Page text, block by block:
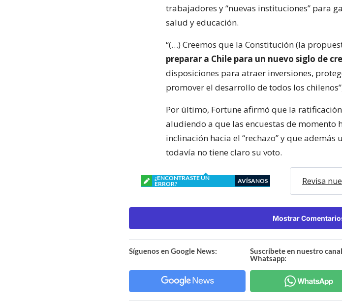
trabajadores y “nuevas instituciones” para
salud y educación.
“(…) Creemos que la Constitución (la
preparar a Chile para un nuevo siglo de
disposiciones para atraer inversiones,
promover el desarrollo de todos los
Por último, Fortune afirmó que la
aludiendo a que las encuestas de momento
inclinación hacia el “rechazo” y que
todavía no tiene claro su voto.
¿ENCONTRASTE UN
ERROR?
AVÍSANOS Revisa
Mostrar
Síguenos en Google News:
Suscríbete en nuestro
Whatsapp: